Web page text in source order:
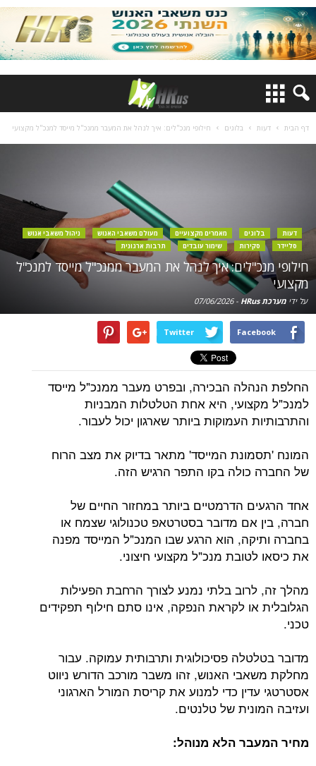
דף הבית דעות בלוגים חילופי מנכ"לים: איך לנהל את המעבר ממנכ"ל מייסד למנכ"ל מקצועי
דעות בלוגים מאמרים מקצועיים מעולם משאבי האנוש
ניהול משאבי אנוש
סליידר
סקירות שימור עובדים תרבות ארגונית
חילופי מנכ"לים: איך לנהל את המעבר ממנכ"ל מייסד למנכ"ל
מקצועי
על ידי מערכת HRus -
07/06/2026
Facebook
Twitter
החלפת הנהלה הבכירה, ובפרט מעבר ממנכ"ל מייסד
למנכ"ל מקצועי, היא אחת הטלטלות המבניות
והתרבותיות העמוקות ביותר שארגון יכול לעבור.
המונח 'תסמונת המייסד' מתאר בדיוק את מצב הרוח
של החברה כולה בקו התפר הרגיש הזה.
אחד הרגעים הדרמטיים ביותר במחזור החיים של
חברה, בין אם מדובר בסטרטאפ טכנולוגי שצמח או
בחברה ותיקה, הוא הרגע שבו המנכ"ל המייסד מפנה
את כיסאו לטובת מנכ"ל מקצועי חיצוני.
מהלך זה, לרוב בלתי נמנע לצורך הרחבת הפעילות
הגלובלית או לקראת הנפקה, אינו סתם חילוף תפקידים
טכני.
מדובר בטלטלה פסיכולוגית ותרבותית עמוקה. עבור
מחלקת משאבי האנוש, זהו משבר מורכב הדורש ניווט
אסטרטגי עדין כדי למנוע את קריסת המורל הארגוני
ועזיבה המונית של טלנטים.
מחיר המעבר הלא מנוהל: